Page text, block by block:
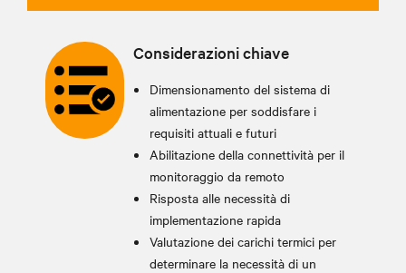
Considerazioni chiave
Dimensionamento del sistema di
alimentazione per soddisfare i
requisiti attuali e futuri
Abilitazione della connettività per il
monitoraggio da remoto
Risposta alle necessità di
implementazione rapida
Valutazione dei carichi termici per
determinare la necessità di un